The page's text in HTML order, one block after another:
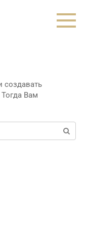
создавать
Вам